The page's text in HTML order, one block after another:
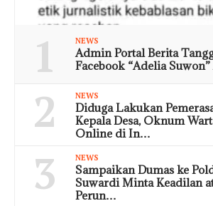
1 NEWS
Admin Portal Berita
Facebook “Adelia
2 NEWS
Diduga Lakukan
Kepala Desa, Oknum
Online di In…
3 NEWS
Sampaikan Dumas ke
Suwardi Minta Keadilan
Perun…